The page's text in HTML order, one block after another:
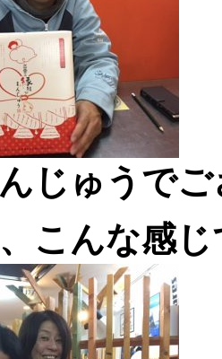
じゅうで
こんな感じ